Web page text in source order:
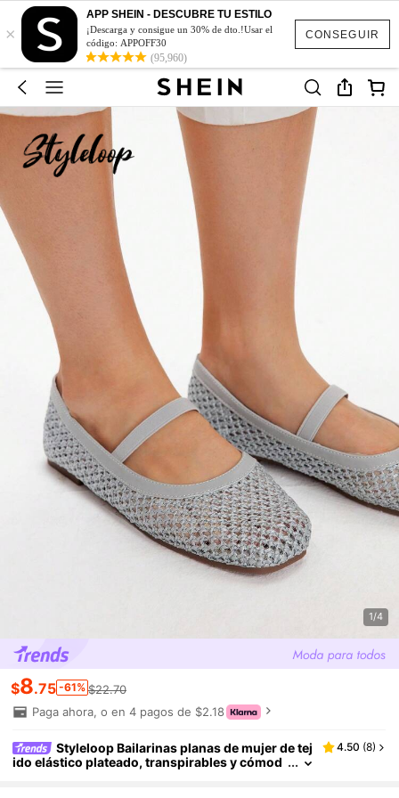
CONSEGUIR
×
APP SHEIN - DESCUBRE TU ESTILO
¡Descarga y consigue un 30% de dto.!Usar el
código: APPOFF30
(95,960)
1/4
$8.75 -61% $22.70
Paga ahora, o en 4 pagos de $2.18
Styleloop Bailarinas planas de mujer de tej
ido elástico plateado, transpirables y cómod
4.50 (8)